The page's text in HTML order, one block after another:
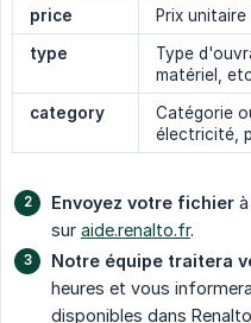
price
Prix unitaire
type
Type
matériel,
category
Catégorie
électricité,
Envoyez votre fichier à
sur aide.renalto.fr.
Notre équipe traitera
heures et vous
disponibles dans